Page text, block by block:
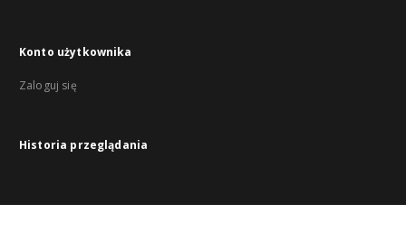
Konto użytkownika
Zaloguj się
Historia przeglądania